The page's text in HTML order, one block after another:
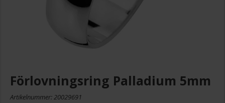
Förlovningsring Palladium 5mm
Artikelnummer: 20029691